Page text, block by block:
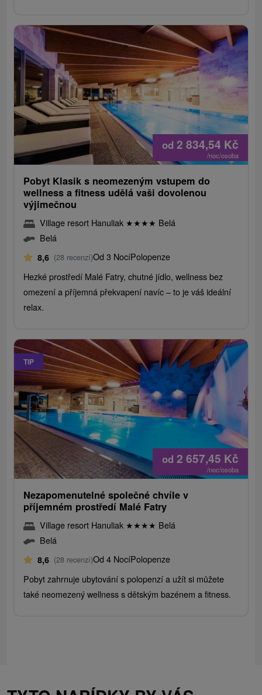
od 2 834,54 Kč
/noc/osoba
Pobyt Klasik s neomezeným vstupem do
wellness a fitness udělá vaši dovolenou
výjimečnou
Village resort Hanuliak ★★★★ Belá
Belá
8,6 (28 recenzí)Od 3 NocíPolopenze
Hezké prostředí Malé Fatry, chutné jídlo, wellness bez
omezení a příjemná překvapení navíc – to je váš ideální
relax.
TIP
od 2 657,45 Kč
/noc/osoba
Nezapomenutelné společné chvíle v
příjemném prostředí Malé Fatry
Village resort Hanuliak ★★★★ Belá
Belá
8,6 (28 recenzí)Od 4 NocíPolopenze
Pobyt zahrnuje ubytování s polopenzí a užít si můžete
také neomezený wellness s dětským bazénem a fitness.